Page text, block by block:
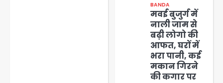
BANDA
मवई बुजुर्ग में
नाली जाम से
बढ़ी लोगो की
आफत, घरों में
भरा पानी, कई
मकान गिरने
की कगार पर